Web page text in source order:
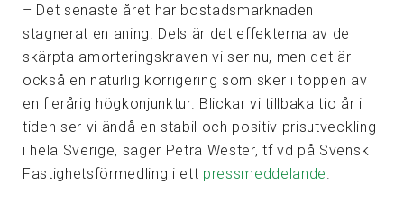
– ­Det senaste året har bostadsmarknaden
stagnerat en aning. Dels är det effekterna av de
skärpta amorteringskraven vi ser nu, men det är
också en naturlig korrigering som sker i toppen av
en flerårig högkonjunktur. Blickar vi tillbaka tio år i
tiden ser vi ändå en stabil och positiv prisutveckling
i hela Sverige, säger Petra Wester, tf vd på Svensk
Fastighetsförmedling i ett pressmeddelande.